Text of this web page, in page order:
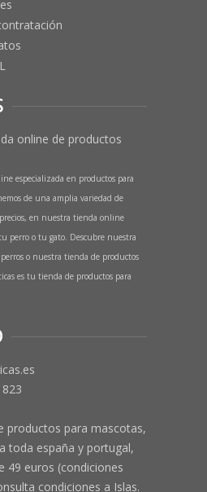
online de productos
especializada en productos para
de una amplia variedad de
en nuestra tienda online
perro o tu gato. Descubre nuestra
o nuestra tienda de productos
es tu tienda de productos para
productos para mascotas,
toda españa y portugal,
49 euros (condiciones
condiciones a Islas.